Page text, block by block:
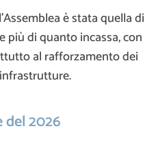
è stata quella di
più di quanto incassa, con
al rafforzamento dei
del 2026